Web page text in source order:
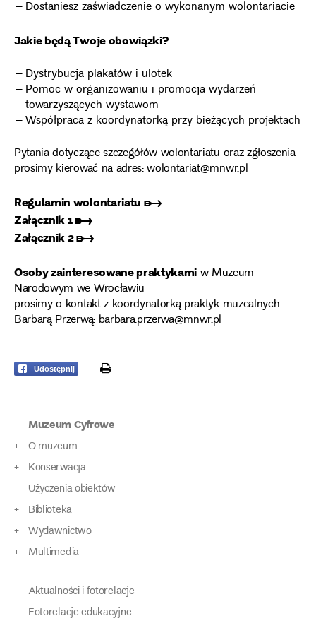
Dostaniesz zaświadczenie o wykonanym wolontariacie
Jakie będą Twoje obowiązki?
Dystrybucja plakatów i ulotek
Pomoc w organizowaniu i promocja wydarzeń
towarzyszących wystawom
Współpraca z koordynatorką przy bieżących projektach
Pytania dotyczące szczegółów wolontariatu oraz zgłoszenia
prosimy kierować na adres: wolontariat@mnwr.pl
Regulamin wolontariatu ➸
Załącznik 1 ➸
Załącznik 2 ➸
Osoby zainteresowane praktykami w Muzeum
Narodowym we Wrocławiu
prosimy o kontakt z koordynatorką praktyk muzealnych
Barbarą Przerwą: barbara.przerwa@mnwr.pl
Udostępnij print
Muzeum Cyfrowe
O muzeum
Konserwacja
Użyczenia obiektów
Biblioteka
Wydawnictwo
Multimedia
Aktualności i fotorelacje
Fotorelacje edukacyjne